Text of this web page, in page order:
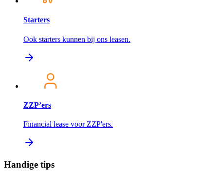
Starters
Ook starters kunnen bij ons leasen.
ZZP’ers
Financial lease voor ZZP'ers.
Handige tips